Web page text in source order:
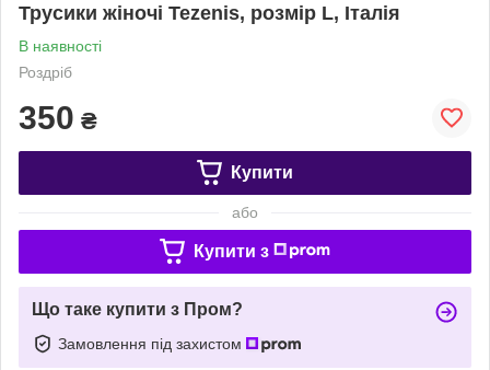
Трусики жіночі Tezenis, розмір L, Італія
В наявності
Роздріб
350 ₴
Купити
або
Купити з
Що таке купити з Пром?
Замовлення під захистом